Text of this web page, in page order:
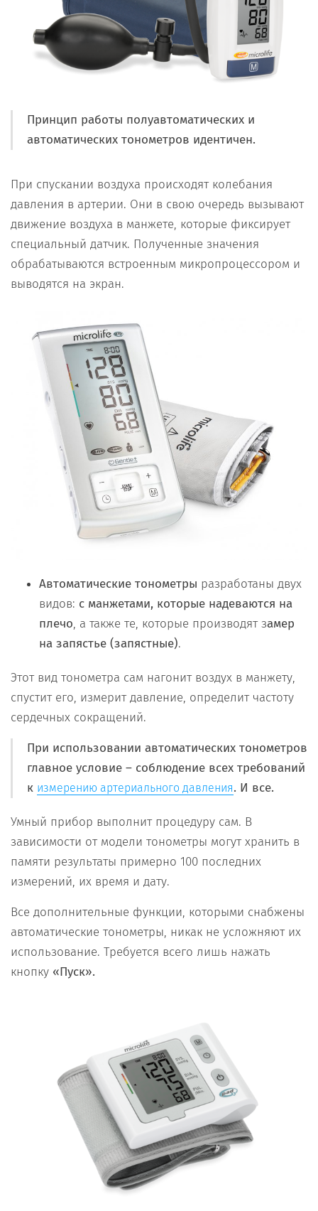
Принцип работы полуавтоматических и
автоматических тонометров идентичен.
При спускании воздуха происходят колебания
давления в артерии. Они в свою очередь вызывают
движение воздуха в манжете, которые фиксирует
специальный датчик. Полученные значения
обрабатываются встроенным микропроцессором и
выводятся на экран.
Автоматические тонометры разработаны двух
видов: с манжетами, которые надеваются на
плечо, а также те, которые производят замер
на запястье (запястные).
Этот вид тонометра сам нагонит воздух в манжету,
спустит его, измерит давление, определит частоту
сердечных сокращений.
При использовании автоматических тонометров
главное условие – соблюдение всех требований
к измерению артериального давления. И все.
Умный прибор выполнит процедуру сам. В
зависимости от модели тонометры могут хранить в
памяти результаты примерно 100 последних
измерений, их время и дату.
Все дополнительные функции, которыми снабжены
автоматические тонометры, никак не усложняют их
использование. Требуется всего лишь нажать
кнопку «Пуск».